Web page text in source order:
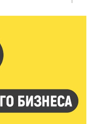
— Петербург»
отметили